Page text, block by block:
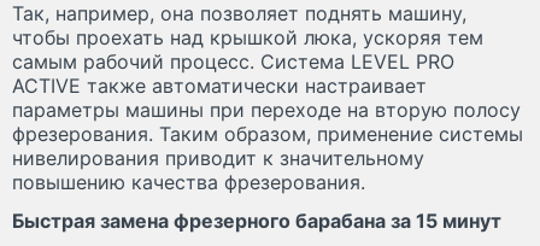
Так, например, она позволяет поднять машину,
чтобы проехать над крышкой люка, ускоряя тем
самым рабочий процесс. Система LEVEL PRO
ACTIVE также автоматически настраивает
параметры машины при переходе на вторую полосу
фрезерования. Таким образом, применение системы
нивелирования приводит к значительному
повышению качества фрезерования.
Быстрая замена фрезерного барабана за 15 минут